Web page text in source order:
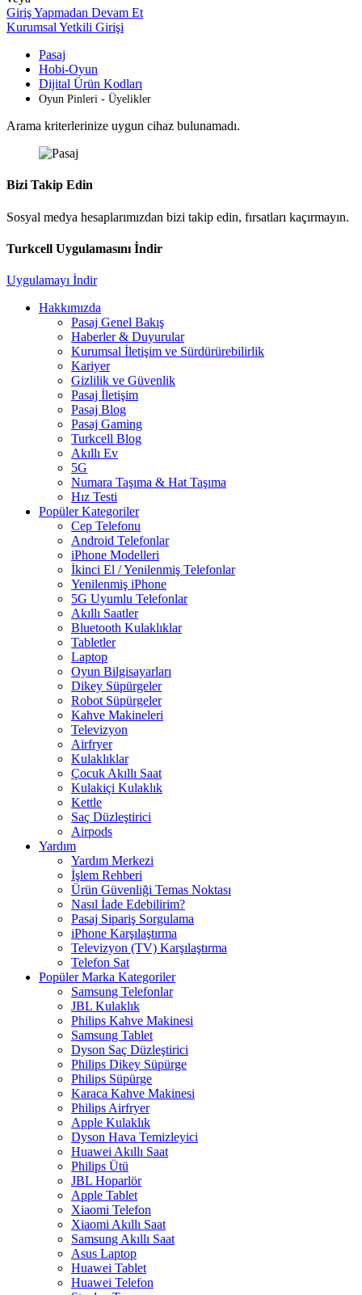
Giriş Yapmadan Devam Et
Kurumsal Yetkili Girişi
Pasaj
Hobi-Oyun
Dijital Ürün Kodları
Oyun Pinleri - Üyelikler
Arama kriterlerinize uygun cihaz bulunamadı.
Bizi Takip Edin
Sosyal medya hesaplarımızdan bizi takip edin, fırsatları kaçırmayın.
Turkcell Uygulamasını İndir
Uygulamayı İndir
Hakkımızda
Pasaj Genel Bakış
Haberler & Duyurular
Kurumsal İletişim ve Sürdürürebilirlik
Kariyer
Gizlilik ve Güvenlik
Pasaj İletişim
Pasaj Blog
Pasaj Gaming
Turkcell Blog
Akıllı Ev
5G
Numara Taşıma & Hat Taşıma
Hız Testi
Popüler Kategoriler
Cep Telefonu
Android Telefonlar
iPhone Modelleri
İkinci El / Yenilenmiş Telefonlar
Yenilenmiş iPhone
5G Uyumlu Telefonlar
Akıllı Saatler
Bluetooth Kulaklıklar
Tabletler
Laptop
Oyun Bilgisayarları
Dikey Süpürgeler
Robot Süpürgeler
Kahve Makineleri
Televizyon
Airfryer
Kulaklıklar
Çocuk Akıllı Saat
Kulakiçi Kulaklık
Kettle
Saç Düzleştirici
Airpods
Yardım
Yardım Merkezi
İşlem Rehberi
Ürün Güvenliği Temas Noktası
Nasıl İade Edebilirim?
Pasaj Sipariş Sorgulama
iPhone Karşılaştırma
Televizyon (TV) Karşılaştırma
Telefon Sat
Popüler Marka Kategoriler
Samsung Telefonlar
JBL Kulaklık
Philips Kahve Makinesi
Samsung Tablet
Dyson Saç Düzleştirici
Philips Dikey Süpürge
Philips Süpürge
Karaca Kahve Makinesi
Philips Airfryer
Apple Kulaklık
Dyson Hava Temizleyici
Huawei Akıllı Saat
Philips Ütü
JBL Hoparlör
Apple Tablet
Xiaomi Telefon
Xiaomi Akıllı Saat
Samsung Akıllı Saat
Asus Laptop
Huawei Tablet
Huawei Telefon